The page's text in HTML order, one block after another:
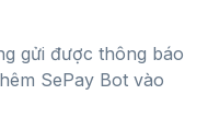
gửi được thông báo
SePay Bot vào